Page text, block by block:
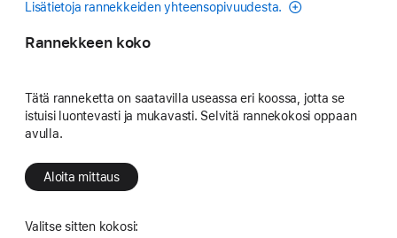
Lisätietoja rannekkeiden yhteensopivuudesta.
Rannekkeen koko
Tätä ranneketta on saatavilla useassa eri koossa, jotta se
istuisi luontevasti ja mukavasti. Selvitä rannekokosi oppaan
avulla.
Aloita mittaus
Valitse sitten kokosi: